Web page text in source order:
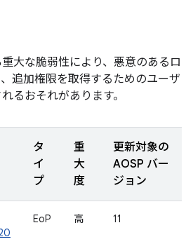
大な脆弱性により、悪意のあるロ
追加権限を取得するためのユーザ
るおそれがあります。
タ
イ
プ
重
大
度
更新対象の
AOSP バー
ジョン
EoP 高 11